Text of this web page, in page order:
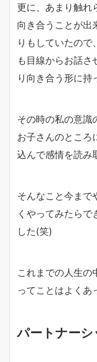
更に、あまり触れ
向き合うことが出
りもしていたの
も目線からお話
り向き合う形に持
その時の私の意識
お子さんのところ
込んで感情を読み
そんなこと今まで
くやってみたらで
した(笑)
これまでの人生の
ってことはよく
パートナー